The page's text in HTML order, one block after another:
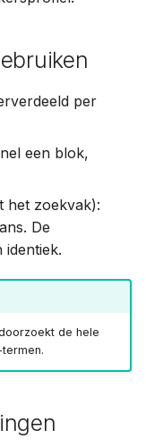
per
een blok,
het zoekvak):
De
identiek.
de hele